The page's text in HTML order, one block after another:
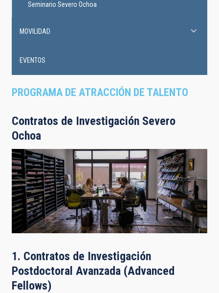
PROGRAMA DE ATRACCIÓN DE TALENTO
Contratos de Investigación Severo
Ochoa
1. Contratos de Investigación
Postdoctoral Avanzada (Advanced
Fellows)
Seminario Severo Ochoa
MOVILIDAD
EVENTOS